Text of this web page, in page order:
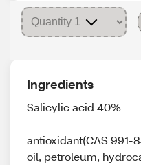
Ingredients
Salicylic acid 40%
antioxidant(CAS 991-
oil, petroleum,